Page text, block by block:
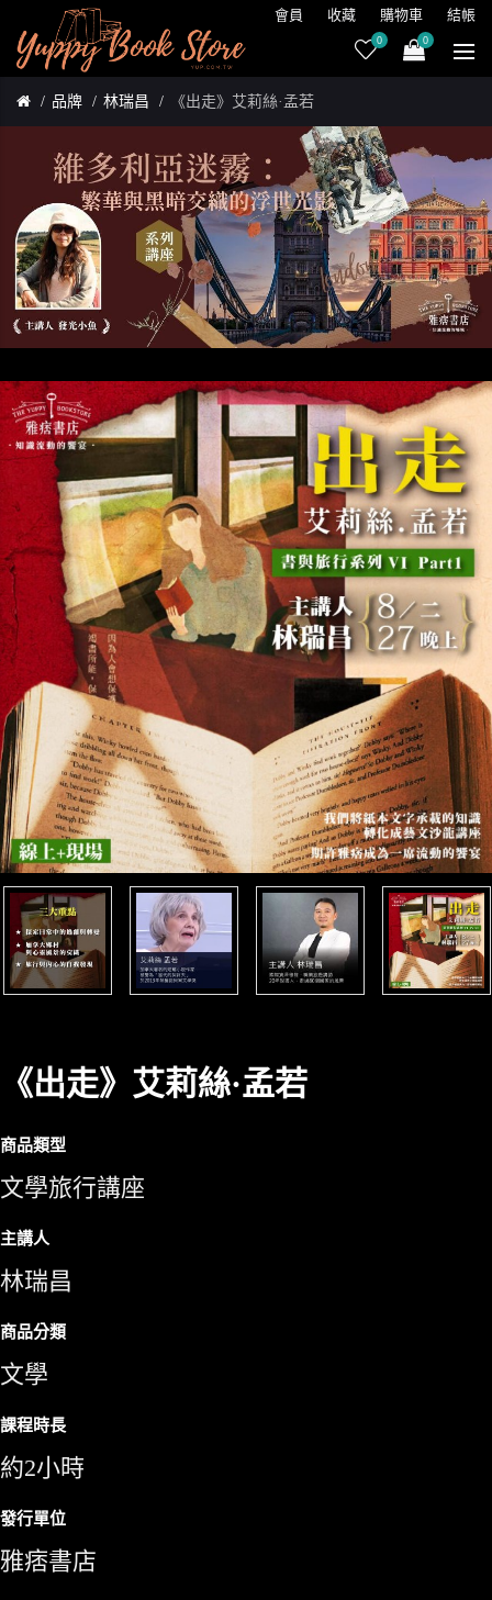
會員 收藏 購物車 結帳
0 0
品牌 林瑞昌 《出走》艾莉絲·孟若
《出走》艾莉絲·孟若
商品類型
文學旅行講座
主講人
林瑞昌
商品分類
文學
課程時長
約2小時
發行單位
雅痞書店